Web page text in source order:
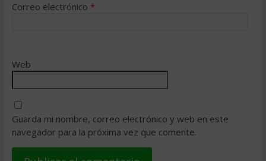
Correo electrónico *
Web
Guarda mi nombre, correo electrónico y web en este
navegador para la próxima vez que comente.